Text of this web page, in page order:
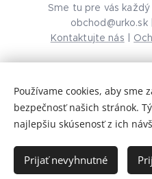
Sme tu pre vás
obchod@urko.sk
Kontaktujte nás |
© 2026 URKO. Všetky
Používame cookies, aby sme
bezpečnosť našich stránok.
najlepšiu skúsenosť z ich
Prijať nevyhnutné